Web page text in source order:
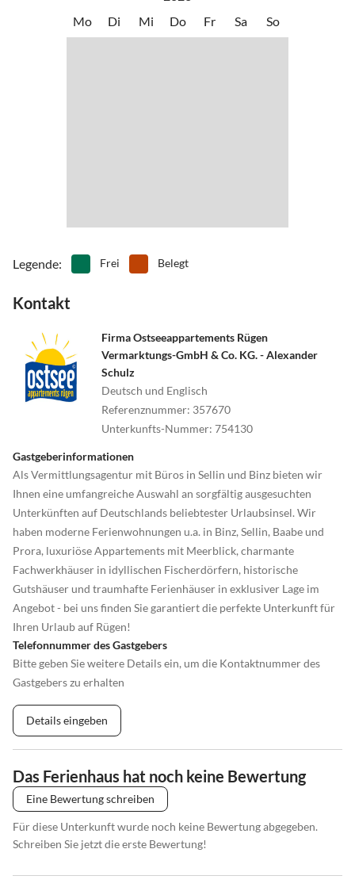
Atmosphäre mit guten Rad- und Wanderwegen, traditionellen
Reetdachhäusern und alten Dorfkirchen. Mit etwas Glück
beobachten Sie Kraniche, Seeadler oder sogar Robben direkt vor
Mo
Di Mi Do Fr Sa So
Legende: Frei Belegt
Kontakt
Firma Ostseeappartements Rügen
Vermarktungs-GmbH & Co. KG. - Alexander
Schulz
Deutsch und Englisch
Referenznummer: 357670
Unterkunfts-Nummer: 754130
Gastgeberinformationen
Als Vermittlungsagentur mit Büros in Sellin und Binz bieten wir
Ihnen eine umfangreiche Auswahl an sorgfältig ausgesuchten
Unterkünften auf Deutschlands beliebtester Urlaubsinsel. Wir
haben moderne Ferienwohnungen u.a. in Binz, Sellin, Baabe und
Prora, luxuriöse Appartements mit Meerblick, charmante
Fachwerkhäuser in idyllischen Fischerdörfern, historische
Gutshäuser und traumhafte Ferienhäuser in exklusiver Lage im
Angebot - bei uns finden Sie garantiert die perfekte Unterkunft für
Ihren Urlaub auf Rügen!
Telefonnummer des Gastgebers
Bitte geben Sie weitere Details ein, um die Kontaktnummer des
Gastgebers zu erhalten
Details eingeben
Das Ferienhaus hat noch keine Bewertung
Eine Bewertung schreiben
Für diese Unterkunft wurde noch keine Bewertung abgegeben.
Schreiben Sie jetzt die erste Bewertung!